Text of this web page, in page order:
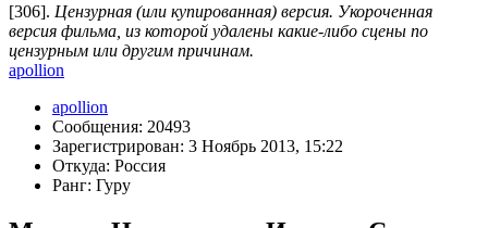
[306]. Цензурная (или купированная) версия. Укороченная
версия фильма, из которой удалены какие-либо сцены по
цензурным или другим причинам.
apollion
apollion
Сообщения: 20493
Зарегистрирован: 3 Ноябрь 2013, 15:22
Откуда: Россия
Ранг: Гуру